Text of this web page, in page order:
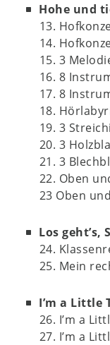
Hohe und
13.
14.
15. 3
16. 8
17. 8
18.
19. 3
20. 3
21. 3
22. Oben
23 Oben
Los
24.
25. Mein
I’m a Little
26. I’m a
27. I’m a